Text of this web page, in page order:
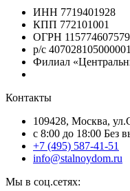
ИНН 7719401928
КПП 772101001
ОГРН
р/с
Филиал
Контакты
109428, Москва,
c 8:00 до 18:00 Без
+7 (495) 587-41-51
info@stalnoydom.ru
Мы в соц.сетях: